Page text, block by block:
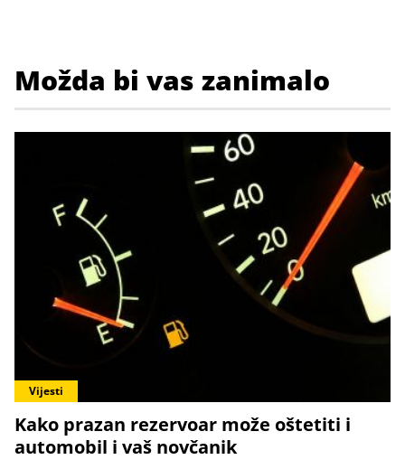
Možda bi vas zanimalo
Vijesti
Kako prazan rezervoar može oštetiti i
automobil i vaš novčanik